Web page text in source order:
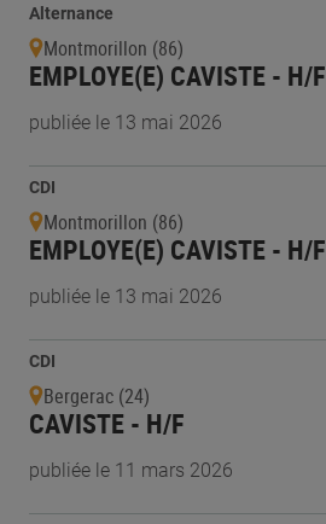
Alternance
Montmorillon (86)
EMPLOYE(E) CAVISTE - H/F
publiée le 13 mai 2026
CDI
Montmorillon (86)
EMPLOYE(E) CAVISTE - H/F
publiée le 13 mai 2026
CDI
Bergerac (24)
CAVISTE - H/F
publiée le 11 mars 2026